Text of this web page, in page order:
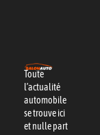
Toute
l’actualité
automobile
se trouve ici
et nulle part